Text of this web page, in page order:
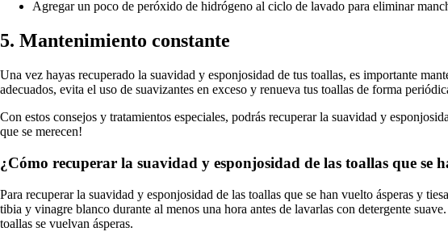
Agregar un poco de peróxido de hidrógeno al ciclo de lavado para eliminar
5. Mantenimiento constante
Una vez hayas recuperado la suavidad y esponjosidad de tus toallas, es importante
adecuados, evita el uso de suavizantes en exceso y renueva tus toallas de forma
Con estos consejos y tratamientos especiales, podrás recuperar la suavidad y
que se merecen!
¿Cómo recuperar la suavidad y esponjosidad de las toallas que se
Para recuperar la suavidad y esponjosidad de las toallas que se han vuelto ásperas y
tibia y vinagre blanco durante al menos una hora antes de lavarlas con detergente
toallas se vuelvan ásperas.